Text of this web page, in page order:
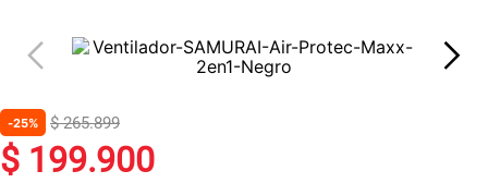
25% $ 265.899
$ 199.900
8
cafetera
acero inoxidable